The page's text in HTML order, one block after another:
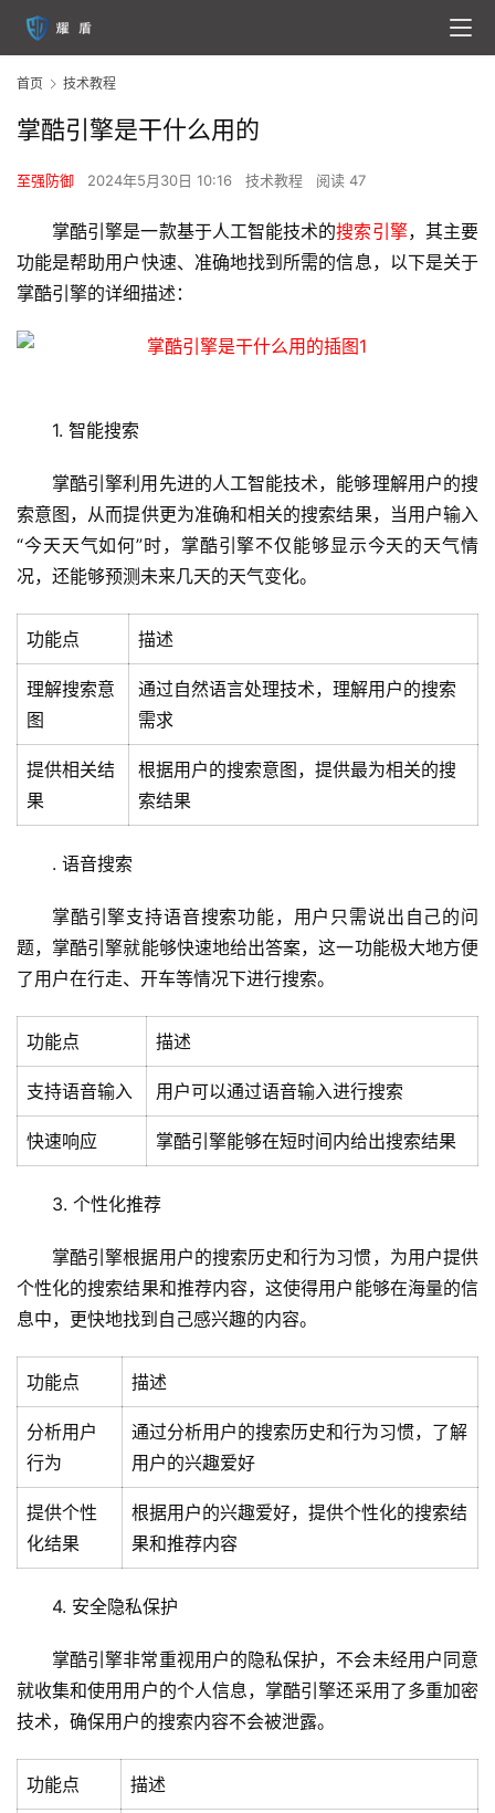
首
页
虚
拟
主
机
技
术
教
程
务
站
运
首页 技术教程
掌酷引擎是干什么用的
至强防御 2024年5月30日 10:16 技术教程 阅读 47
掌酷引擎是一款基于人工智能技术的搜索引擎，其主要
功能是帮助用户快速、准确地找到所需的信息，以下是关于
掌酷引擎的详细描述：
1. 智能搜索
掌酷引擎利用先进的人工智能技术，能够理解用户的搜
索意图，从而提供更为准确和相关的搜索结果，当用户输入
“今天天气如何”时，掌酷引擎不仅能够显示今天的天气情
况，还能够预测未来几天的天气变化。
功能点 描述
理解搜索意
图
通过自然语言处理技术，理解用户的搜索
需求
提供相关结
果
根据用户的搜索意图，提供最为相关的搜
索结果
. 语音搜索
掌酷引擎支持语音搜索功能，用户只需说出自己的问
题，掌酷引擎就能够快速地给出答案，这一功能极大地方便
了用户在行走、开车等情况下进行搜索。
功能点 描述
支持语音输入 用户可以通过语音输入进行搜索
快速响应 掌酷引擎能够在短时间内给出搜索结果
3. 个性化推荐
掌酷引擎根据用户的搜索历史和行为习惯，为用户提供
个性化的搜索结果和推荐内容，这使得用户能够在海量的信
息中，更快地找到自己感兴趣的内容。
功能点 描述
分析用户
行为
通过分析用户的搜索历史和行为习惯，了解
用户的兴趣爱好
提供个性
化结果
根据用户的兴趣爱好，提供个性化的搜索结
果和推荐内容
4. 安全隐私保护
掌酷引擎非常重视用户的隐私保护，不会未经用户同意
就收集和使用用户的个人信息，掌酷引擎还采用了多重加密
技术，确保用户的搜索内容不会被泄露。
功能点 描述